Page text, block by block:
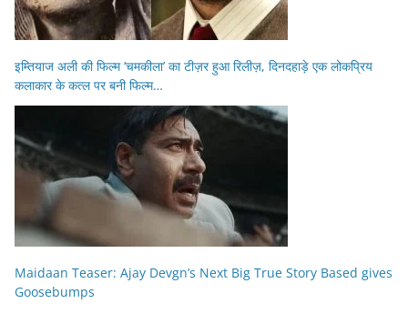
इम्तियाज अली की फिल्म ‘चमकीला’ का टीज़र हुआ रिलीज़, दिनदहाड़े एक लोकप्रिय
कलाकार के कत्ल पर बनी फिल्म…
Maidaan Teaser: Ajay Devgn’s Next Big True Story Based gives
Goosebumps